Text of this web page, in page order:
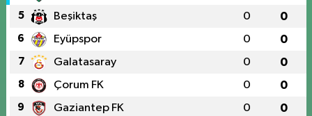
5 Beşiktaş 0 0
6 Eyüpspor 0 0
7 Galatasaray 0 0
8 Çorum FK 0 0
9 Gaziantep FK 0 0